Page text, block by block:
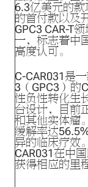
6.3亿美元的
的首付款以及
GPC3 CAR-T
一，标志着中
高度认可。
C-CAR031是
3（GPC3）的
性负性转化生
台设计，目前
和其他实体瘤
缓解率达
异的临床疗效
CAR031在中
获得相应的里